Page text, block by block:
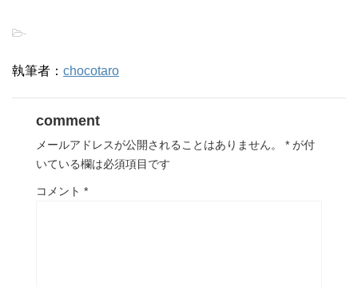
-
執筆者： chocotaro
comment
メールアドレスが公開されることはありません。 * が付
いている欄は必須項目です
コメント *